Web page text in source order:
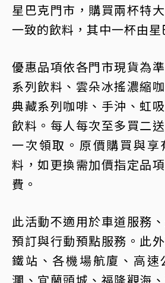
星巴克門市，購買兩杯特
一致的飲料，其中一杯由星
優惠品項依各門市現貨為
系列飲料、雲朵冰搖濃縮
典藏系列咖啡、手沖、虹
飲料。每人每次至多買二
一次領取。原價購買與享
料，如更換需加價指定品
費。
此活動不適用於車道服務
預訂與行動預點服務。此
鐵站、各機場航廈、高速